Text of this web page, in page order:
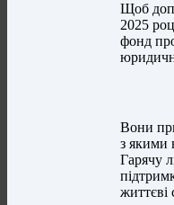
Щоб
2025
фонд
Вони
з якими
Гарячу
життєві